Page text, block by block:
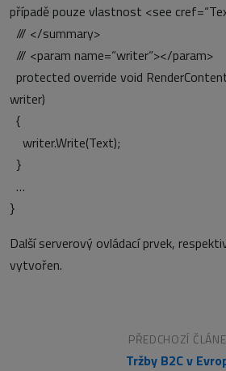
případě pouze vlastnost <see
/// </summary>
/// <param name=“writer“></param>
protected override void
writer)
{
writer.Write(Text);
}
…
}
Další serverový ovládací prvek,
vytvořen.
PŘEDCHOZÍ
Tržby B2C v